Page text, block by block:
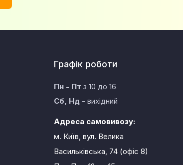
Графік роботи
Пн - Пт з 10 до 16
Сб, Нд- вихідний
Адреса самовивозу:
м. Київ, вул. Велика
Васильківська, 74 (офіс 8)